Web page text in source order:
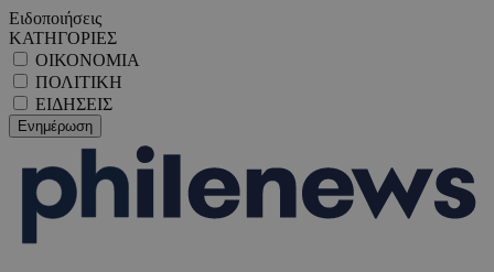
Ειδοποιήσεις
ΚΑΤΗΓΟΡΙΕΣ
ΟΙΚΟΝΟΜΙΑ
ΠΟΛΙΤΙΚΗ
ΕΙΔΗΣΕΙΣ